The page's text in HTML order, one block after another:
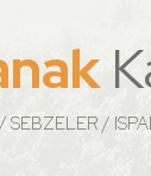
SEBZELER